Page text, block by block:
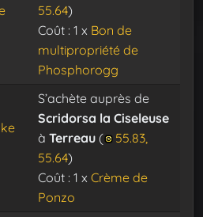
55.64)
Coût : 1 x Bon de
multipropriété de
Phosphorogg
S’achète auprès de
Scridorsa la Ciseleuse
à Terreau (
55.83,
55.64)
Coût : 1 x Crème de
Ponzo